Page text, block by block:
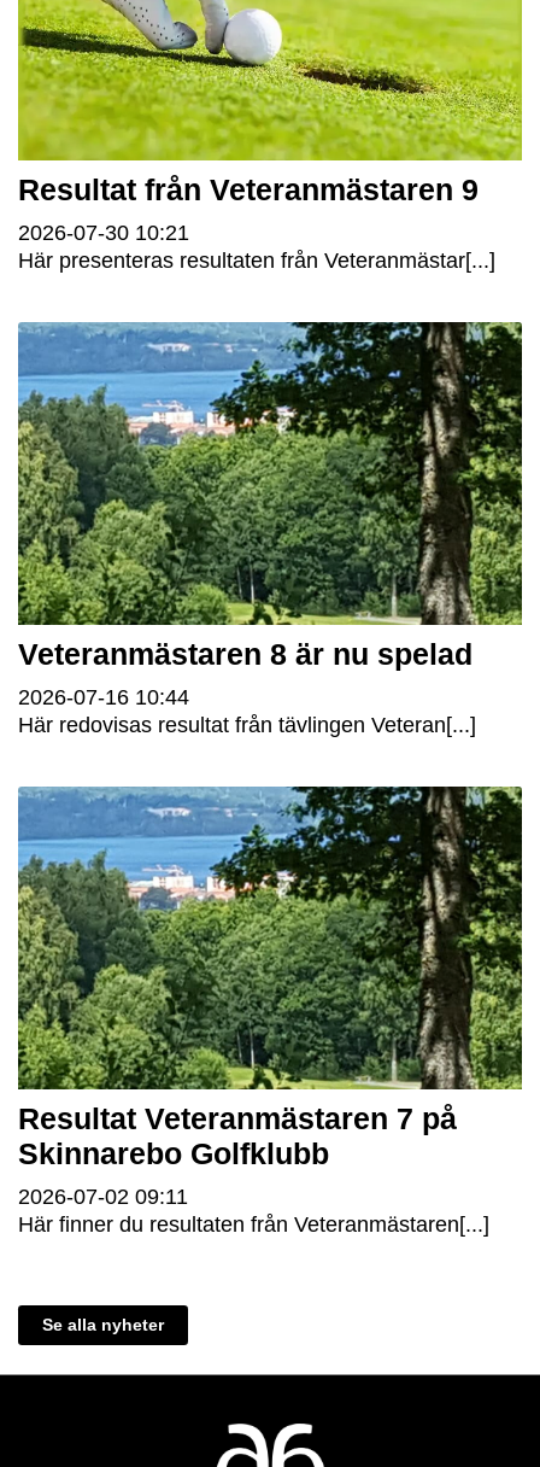
Resultat från Veteranmästaren 9
2026-07-30 10:21
Här presenteras resultaten från Veteranmästar[...]
Veteranmästaren 8 är nu spelad
2026-07-16 10:44
Här redovisas resultat från tävlingen Veteran[...]
Resultat Veteranmästaren 7 på
Skinnarebo Golfklubb
2026-07-02 09:11
Här finner du resultaten från Veteranmästaren[...]
Se alla nyheter